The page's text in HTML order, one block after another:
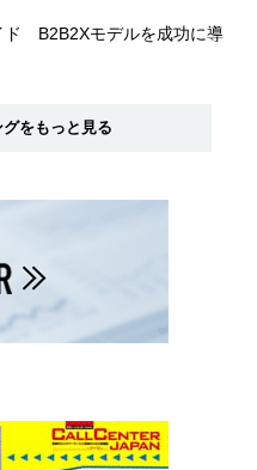
ド B2B2Xモデルを成功に導
をもっと見る